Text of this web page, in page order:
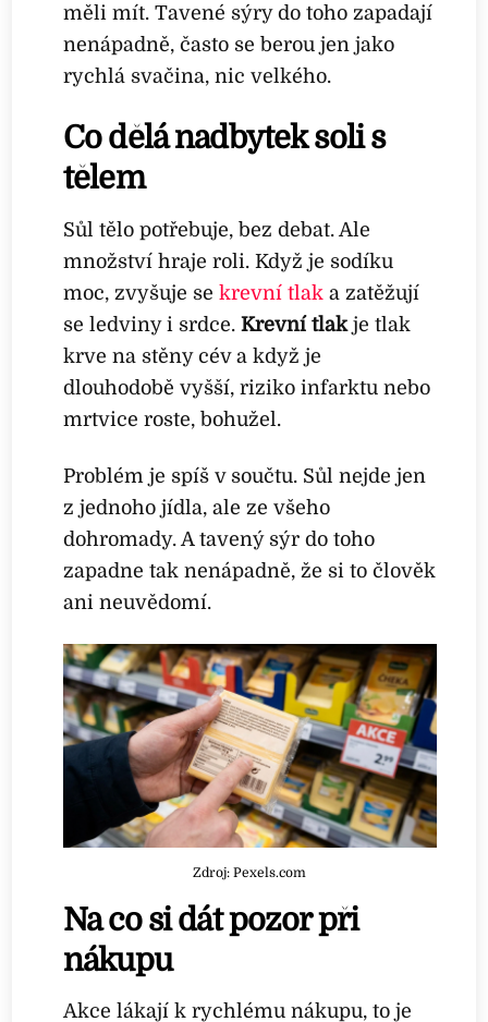
měli mít. Tavené sýry do toho zapadají
nenápadně, často se berou jen jako
rychlá svačina, nic velkého.
Co dělá nadbytek soli s
tělem
Sůl tělo potřebuje, bez debat. Ale
množství hraje roli. Když je sodíku
moc, zvyšuje sekrevní tlak a zatěžují
se ledviny i srdce.Krevní tlakje tlak
krve na stěny cév a když je
dlouhodobě vyšší, riziko infarktu nebo
mrtvice roste, bohužel.
Problém je spíš v součtu. Sůl nejde jen
z jednoho jídla, ale ze všeho
dohromady. A tavený sýr do toho
zapadne tak nenápadně, že si to člověk
ani neuvědomí.
Zdroj: Pexels.com
Na co si dát pozor při
nákupu
Akce lákají k rychlému nákupu, to je